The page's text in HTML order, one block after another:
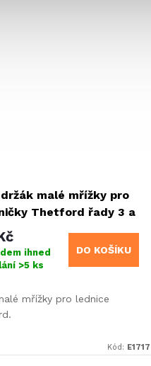
malé mřížky pro
Thetford řady 3 a
ihned
>5 ks
DO KOŠÍKU
mřížky pro lednice
Kód: E1717